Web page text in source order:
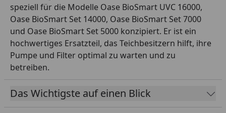
speziell für die Modelle Oase BioSmart UVC 16000,
Oase BioSmart Set 14000, Oase BioSmart Set 7000
und Oase BioSmart Set 5000 konzipiert. Er ist ein
hochwertiges Ersatzteil, das Teichbesitzern hilft, ihre
Pumpe und Filter optimal zu warten und zu
betreiben.
Das Wichtigste auf einen Blick